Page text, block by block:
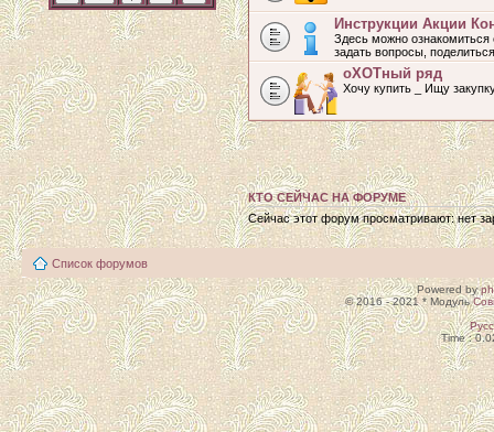
Инструкции Акции
Здесь можно
задать вопросы,
оХОТный ряд
Хочу купить _ Ищу
КТО СЕЙЧАС НА ФОРУМЕ
Сейчас этот форум просматривают: нет
Список форумов
Powered by
© 2016 - 2021 * Модуль
Time :